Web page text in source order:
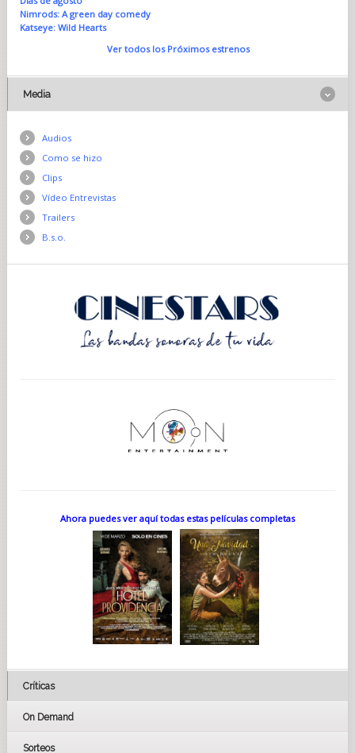
Nimrods: A green day comedy
Katseye: Wild Hearts
Ver todos los Próximos estrenos
Media
Audios
Como se hizo
Clips
Vídeo Entrevistas
Trailers
B.s.o.
Ahora puedes ver aquí todas estas películas completas
Críticas
On Demand
Sorteos